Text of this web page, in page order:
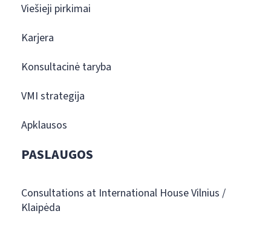
Viešieji pirkimai
Karjera
Konsultacinė taryba
VMI strategija
Apklausos
PASLAUGOS
Consultations at International House Vilnius /
Klaipėda